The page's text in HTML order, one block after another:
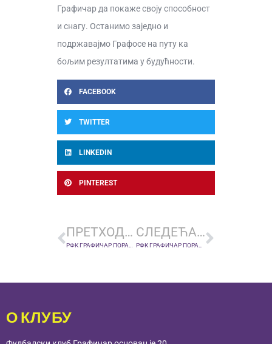
Графичар да покаже своју способност
и снагу. Останимо заједно и
подржавајмо Графосе на путу ка
бољим резултатима у будућности.
FACEBOOK
TWITTER
LINKEDIN
PINTEREST
ПРЕТХОДНА ВЕСТ СЛЕДЕЋА ВЕСТ
О КЛУБУ